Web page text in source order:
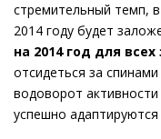
стремительный темп,
2014 году будет
на 2014 год для
отсидеться за
водоворот
успешно